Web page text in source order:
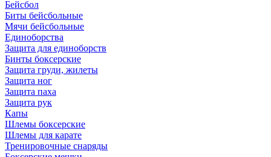
Бейсбол
Биты бейсбольные
Мячи бейсбольные
Единоборства
Защита для единоборств
Бинты боксерские
Защита груди, жилеты
Защита ног
Защита паха
Защита рук
Капы
Шлемы боксерские
Шлемы для карате
Тренировочные снаряды